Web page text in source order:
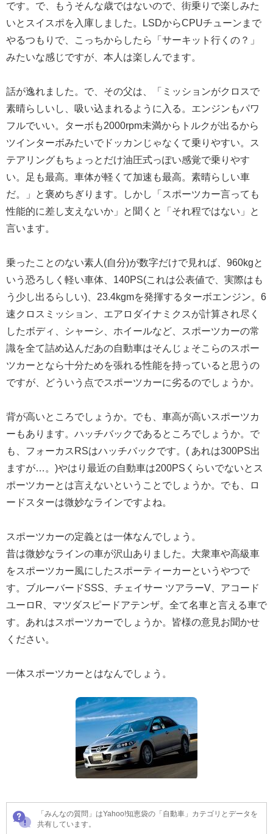
です。で、もうそんな歳ではないので、街乗りで楽しみた
いとスイスポを入庫しました。LSDからCPUチューンまで
やるつもりで、こっちからしたら「サーキット行くの？」
みたいな感じですが、本人は楽しんでます。
話が逸れました。で、その父は、「ミッションがクロスで
素晴らしいし、吸い込まれるように入る。エンジンもパワ
フルでいい。ターボも2000rpm未満からトルクが出るから
ツインターボみたいでドッカンじゃなくて乗りやすい。ス
テアリングもちょっとだけ油圧式っぽい感覚で乗りやす
い。足も最高。車体が軽くて加速も最高。素晴らしい車
だ。」と褒めちぎります。しかし「スポーツカー言っても
性能的に差し支えないか」と聞くと「それ程ではない」と
言います。
乗ったことのない素人(自分)が数字だけで見れば、960kgと
いう恐ろしく軽い車体、140PS(これは公表値で、実際はも
う少し出るらしい)、23.4kgmを発揮するターボエンジン。6
速クロスミッション、エアロダイナミクスが計算され尽く
したボディ、シャーシ、ホイールなど、スポーツカーの常
識を全て詰め込んだあの自動車はそんじょそこらのスポー
ツカーとなら十分ためを張れる性能を持っていると思うの
ですが、どういう点でスポーツカーに劣るのでしょうか。
背が高いところでしょうか。でも、車高が高いスポーツカ
ーもあります。ハッチバックであるところでしょうか。で
も、フォーカスRSはハッチバックです。( あれは300PS出
ますが…。)やはり最近の自動車は200PSくらいでないとス
ポーツカーとは言えないということでしょうか。でも、ロ
ードスターは微妙なラインですよね。
スポーツカーの定義とは一体なんでしょう。
昔は微妙なラインの車が沢山ありました。大衆車や高級車
をスポーツカー風にしたスポーティーカーというやつで
す。ブルーバードSSS、チェイサー ツアラーV、アコード
ユーロR、マツダスピードアテンザ。全て名車と言える車で
す。あれはスポーツカーでしょうか。皆様の意見お聞かせ
ください。
一体スポーツカーとはなんでしょう。
「みんなの質問」はYahoo!知恵袋の「自動車」カテゴリとデータを
共有しています。